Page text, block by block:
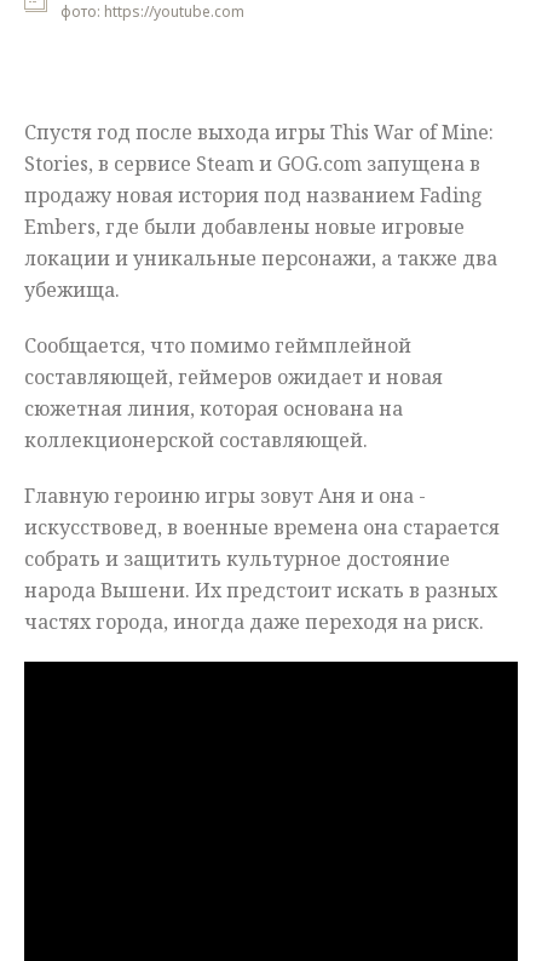
Мненияфото: https://youtube.com
Спустя год после выхода игры This War of Mine:
Stories, в сервисе Steam и GOG.com запущена в
продажу новая история под названием Fading
Embers, где были добавлены новые игровые
локации и уникальные персонажи, а также два
убежища.
Сообщается, что помимо геймплейной
составляющей, геймеров ожидает и новая
сюжетная линия, которая основана на
коллекционерской составляющей.
Главную героиню игры зовут Аня и она -
искусствовед, в военные времена она старается
собрать и защитить культурное достояние
народа Вышени. Их предстоит искать в разных
частях города, иногда даже переходя на риск.